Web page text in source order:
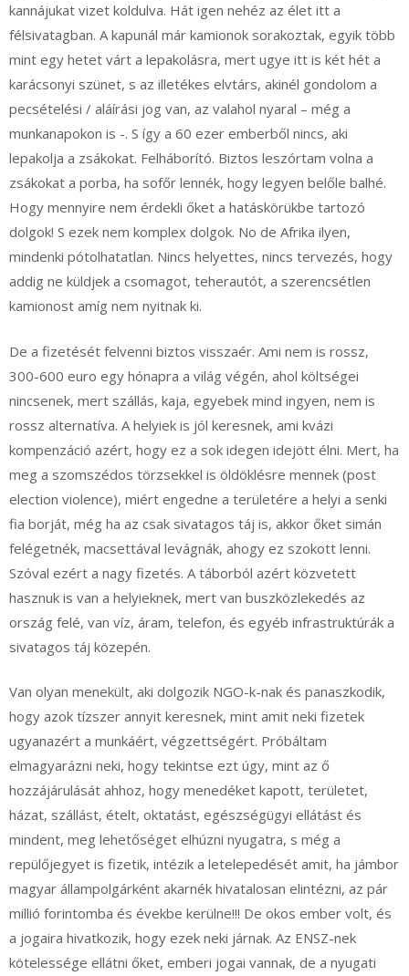
kannájukat vizet koldulva. Hát igen nehéz az élet itt a
félsivatagban. A kapunál már kamionok sorakoztak, egyik több
mint egy hetet várt a lepakolásra, mert ugye itt is két hét a
karácsonyi szünet, s az illetékes elvtárs, akinél gondolom a
pecsételési / aláírási jog van, az valahol nyaral – még a
munkanapokon is -. S így a 60 ezer emberből nincs, aki
lepakolja a zsákokat. Felháborító. Biztos leszórtam volna a
zsákokat a porba, ha sofőr lennék, hogy legyen belőle balhé.
Hogy mennyire nem érdekli őket a hatáskörükbe tartozó
dolgok! S ezek nem komplex dolgok. No de Afrika ilyen,
mindenki pótolhatatlan. Nincs helyettes, nincs tervezés, hogy
addig ne küldjek a csomagot, teherautót, a szerencsétlen
kamionost amíg nem nyitnak ki.
De a fizetését felvenni biztos visszaér. Ami nem is rossz,
300-600 euro egy hónapra a világ végén, ahol költségei
nincsenek, mert szállás, kaja, egyebek mind ingyen, nem is
rossz alternatíva. A helyiek is jól keresnek, ami kvázi
kompenzáció azért, hogy ez a sok idegen idejött élni. Mert, ha
meg a szomszédos törzsekkel is öldöklésre mennek (post
election violence), miért engedne a területére a helyi a senki
fia borját, még ha az csak sivatagos táj is, akkor őket simán
felégetnék, macsettával levágnák, ahogy ez szokott lenni.
Szóval ezért a nagy fizetés. A táborból azért közvetett
hasznuk is van a helyieknek, mert van buszközlekedés az
ország felé, van víz, áram, telefon, és egyéb infrastruktúrák a
sivatagos táj közepén.
Van olyan menekült, aki dolgozik NGO-k-nak és panaszkodik,
hogy azok tízszer annyit keresnek, mint amit neki fizetek
ugyanazért a munkáért, végzettségért. Próbáltam
elmagyarázni neki, hogy tekintse ezt úgy, mint az ő
hozzájárulását ahhoz, hogy menedéket kapott, területet,
házat, szállást, ételt, oktatást, egészségügyi ellátást és
mindent, meg lehetőséget elhúzni nyugatra, s még a
repülőjegyet is fizetik, intézik a letelepedését amit, ha jámbor
magyar állampolgárként akarnék hivatalosan elintézni, az pár
millió forintomba és évekbe kerülne!!! De okos ember volt, és
a jogaira hivatkozik, hogy ezek neki járnak. Az ENSZ-nek
kötelessége ellátni őket, emberi jogai vannak, de a nyugati